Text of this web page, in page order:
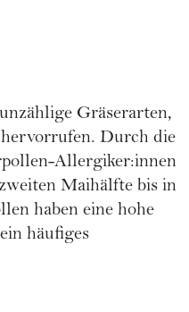
Gräserarten,
Durch die
Allergiker:innen
Maihälfte bis in
haben eine hohe
häufiges